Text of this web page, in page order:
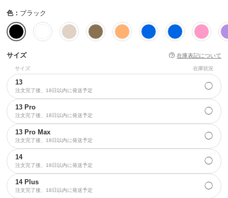
色： ブラック
サイズ 在庫表記について
サイズ 在庫状況
13
注文完了後、18日以内に発送予定 ◯
13 Pro
注文完了後、18日以内に発送予定 ◯
13 Pro Max
注文完了後、18日以内に発送予定 ◯
14
注文完了後、18日以内に発送予定 ◯
14 Plus
注文完了後、18日以内に発送予定 ◯